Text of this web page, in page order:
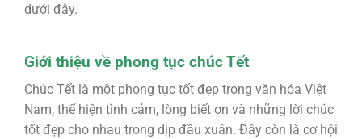
dưới đây.
Giới thiệu về phong tục chúc Tết
Chúc Tết là một phong tục tốt đẹp trong văn hóa Việt
Nam, thể hiện tình cảm, lòng biết ơn và những lời chúc
tốt đẹp cho nhau trong dịp đầu xuân. Đây còn là cơ hội